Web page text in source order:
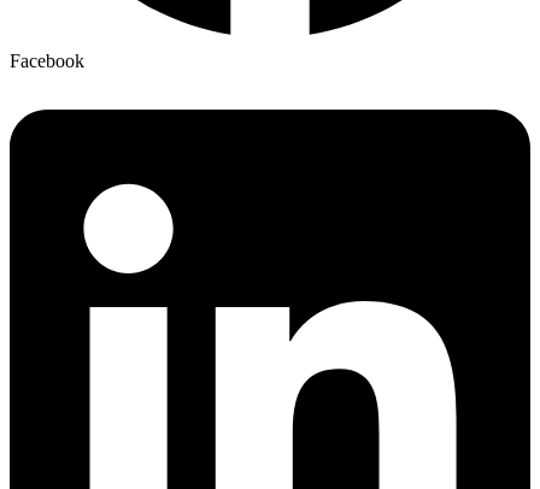
Facebook